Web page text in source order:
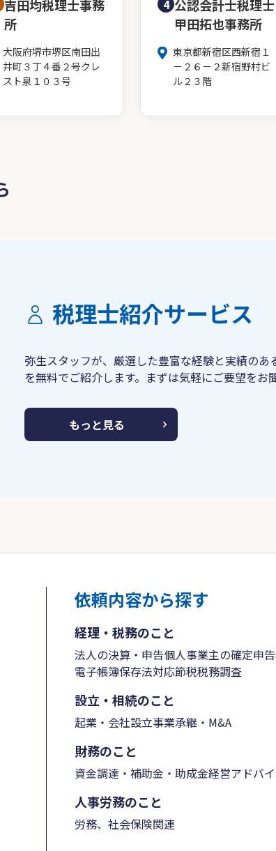
吉田均税理士事務
所
大阪府堺市堺区南田出
井町３丁４番２号クレ
スト泉１０３号
4 公認会計士税理士
甲田拓也事務所
東京都新宿区西新宿１
－２６－２新宿野村ビ
ル２３階
税理士紹介サービス
弥生スタッフが、厳選した豊富な経験と実績のあ
を無料でご紹介します。まずは気軽にご要望をお
もっと見る
依頼内容から探す
経理・税務のこと
法人の決算・申告個人事業主の確定申告
電子帳簿保存法対応節税税務調査
設立・相続のこと
起業・会社設立事業承継・M&A
財務のこと
資金調達・補助金・助成金経営アドバ
人事労務のこと
労務、社会保険関連